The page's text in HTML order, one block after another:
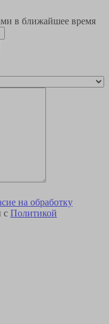
в ближайшее время
на обработку
с Политикой